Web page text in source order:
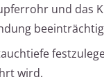
und das
wird.